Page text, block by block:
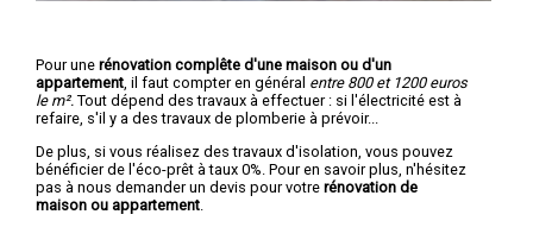
Pour une rénovation complête d'une maison ou d'un
appartement , il faut compter en général entre 800 et 1200 euros
le m². Tout dépend des travaux à effectuer : si l'électricité est à
refaire, s'il y a des travaux de plomberie à prévoir...
De plus, si vous réalisez des travaux d'isolation, vous pouvez
bénéficier de l'éco-prêt à taux 0%. Pour en savoir plus, n'hésitez
pas à nous demander un devis pour votre rénovation de
maison ou appartement